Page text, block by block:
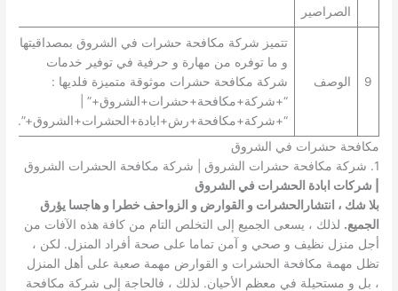
الصراصير
9 الوصف
تتميز شركة مكافحة حشرات في الشروق بمصداقيتها
و ما توفره من مهارة و حرفية في توفير خدمات
شركة مكافحة حشرات موثوقة متميزة فلديها :
“+شركة+مكافحة+حشرات+الشروق+” |
“+شركة+مكافحة+رش+ابادة+الحشرات+الشروق+”.
مكافحة حشرات في الشروق
1. شركة مكافحة حشرات الشروق | شركة مكافحة الحشرات الشروق
| شركات ابادة الحشرات في الشروق
بلا شك ، انتشارالحشرات و القوارض و الزواحف خطرا و هاجسا يؤرق
الجميع. لذلك ، يسعى الجميع إلى التخلص التام من كافة هذه الآفات من
أجل منزل نظيف و صحي و آمن تماما على صحة أفراد المنزل. لكن ،
تظل مهمة مكافحة الحشرات و القوارض مهمة صعبة على أهل المنزل
، بل و مستحيلة في معظم الأحيان. لذلك ، فالحاجة إلى شركة مكافحة